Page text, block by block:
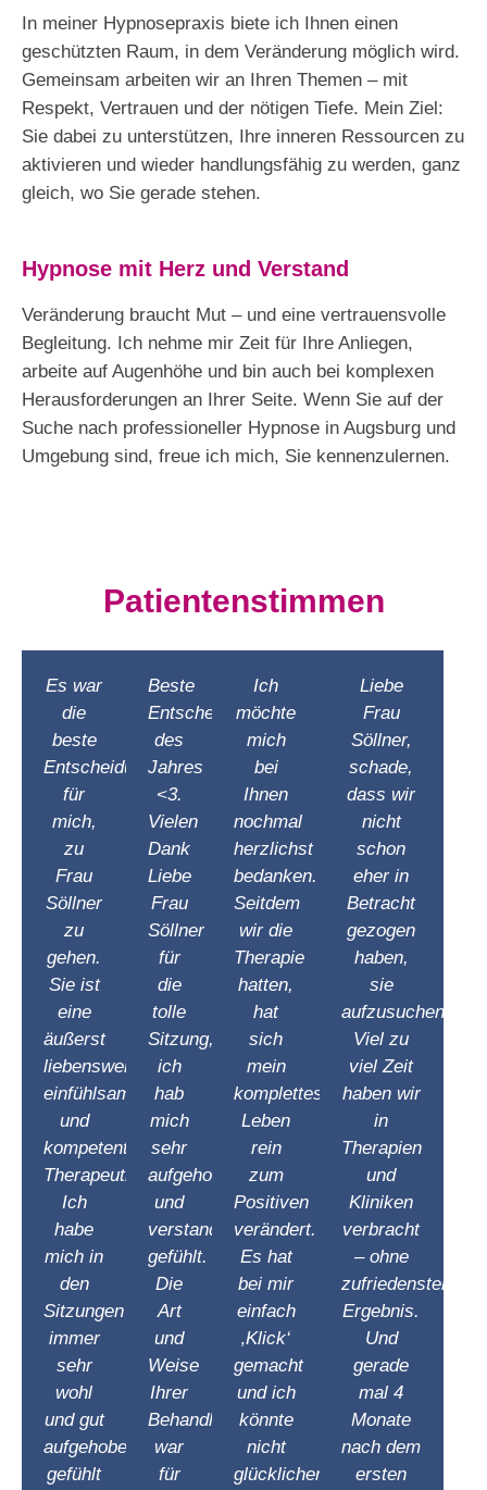
In meiner Hypnosepraxis biete ich Ihnen einen
geschützten Raum, in dem Veränderung möglich wird.
Gemeinsam arbeiten wir an Ihren Themen – mit
Respekt, Vertrauen und der nötigen Tiefe. Mein Ziel:
Sie dabei zu unterstützen, Ihre inneren Ressourcen zu
aktivieren und wieder handlungsfähig zu werden, ganz
gleich, wo Sie gerade stehen.
Hypnose mit Herz und Verstand
Veränderung braucht Mut – und eine vertrauensvolle
Begleitung. Ich nehme mir Zeit für Ihre Anliegen,
arbeite auf Augenhöhe und bin auch bei komplexen
Herausforderungen an Ihrer Seite. Wenn Sie auf der
Suche nach professioneller Hypnose in Augsburg und
Umgebung sind, freue ich mich, Sie kennenzulernen.
Patientenstimmen
Es war
die
beste
Entscheidung
für
mich,
zu
Frau
Söllner
zu
gehen.
Sie ist
eine
äußerst
liebenswerte,
einfühlsame
und
kompetente
Therapeutin.
Ich
habe
mich in
den
Sitzungen
immer
sehr
wohl
und gut
aufgehoben
gefühlt
Beste
Entscheidung
des
Jahres
<3.
Vielen
Dank
Liebe
Frau
Söllner
für
die
tolle
Sitzung,
ich
hab
mich
sehr
aufgehoben
und
verstanden
gefühlt.
Die
Art
und
Weise
Ihrer
Behandlung
war
für
Ich
möchte
mich
bei
Ihnen
nochmal
herzlichst
bedanken.
Seitdem
wir die
Therapie
hatten,
hat
sich
mein
komplettes
Leben
rein
zum
Positiven
verändert.
Es hat
bei mir
einfach
‚Klick‘
gemacht
und ich
könnte
nicht
glücklicher
Liebe
Frau
Söllner,
schade,
dass wir
nicht
schon
eher in
Betracht
gezogen
haben,
sie
aufzusuchen.
Viel zu
viel Zeit
haben wir
in
Therapien
und
Kliniken
verbracht
– ohne
Ergebnis.
Und
gerade
mal 4
Monate
nach dem
ersten